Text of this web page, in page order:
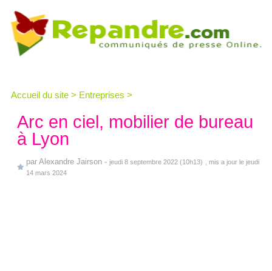
Accueil du site > Entreprises >
Arc en ciel, mobilier de bureau
à Lyon
par Alexandre Jairson - jeudi 8 septembre 2022 (10h13)
, mis a jour le jeudi
14 mars 2024